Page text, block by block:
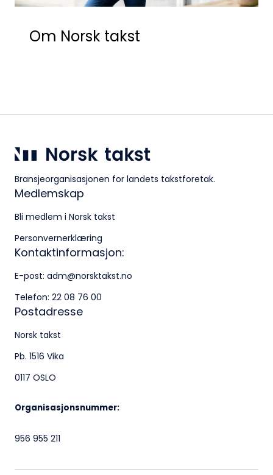
Organisasjonsnummer:
956 955 211
Om Norsk takst
Bransjeorganisasjonen for landets takstforetak.
Medlemskap
Bli medlem i Norsk takst
Personvernerklæring
Kontaktinformasjon:
E-post: adm@norsktakst.no
Telefon: 22 08 76 00
Postadresse
Norsk takst
Pb. 1516 Vika
0117 OSLO
Organisasjonsnummer:
956 955 211